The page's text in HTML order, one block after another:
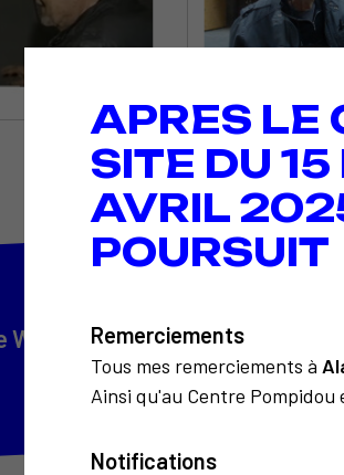
APRES LE
SITE DU
AVRIL
POURSUIT
Remerciements
Tous mes remerciements à
Ainsi qu'au Centre
Notifications
Wapler Drouot